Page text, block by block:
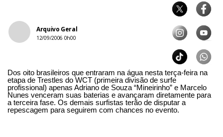
Arquivo Geral
12/09/2006 0h00
Dos oito brasileiros que entraram na água nesta terça-feira na
etapa de Trestles do WCT (primeira divisão de surfe
profissional) apenas Adriano de Souza “Mineirinho” e Marcelo
Nunes venceram suas baterias e avançaram diretamente para
a terceira fase. Os demais surfistas terão de disputar a
repescagem para seguirem com chances no evento.